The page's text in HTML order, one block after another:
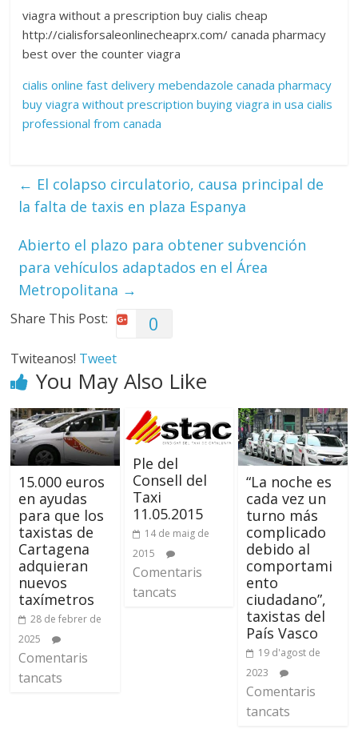
viagra without a prescription buy cialis cheap
http://cialisforsaleonlinecheaprx.com/ canada pharmacy
best over the counter viagra
cialis online fast delivery mebendazole canada pharmacy
buy viagra without prescription buying viagra in usa cialis
professional from canada
← El colapso circulatorio, causa principal de
la falta de taxis en plaza Espanya
Abierto el plazo para obtener subvención
para vehículos adaptados en el Área
Metropolitana →
Share This Post: 0
Twiteanos! Tweet
You May Also Like
15.000 euros
en ayudas
para que los
taxistas de
Cartagena
adquieran
nuevos
taxímetros
28 de febrer de
2025
Comentaris
tancats
Ple del
Consell del
Taxi
11.05.2015
14 de maig de
2015
Comentaris
tancats
“La noche es
cada vez un
turno más
complicado
debido al
comportami
ento
ciudadano”,
taxistas del
País Vasco
19 d'agost de
2023
Comentaris
tancats